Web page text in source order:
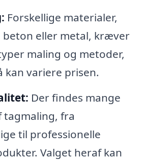
Forskellige materialer,
beton eller metal, kræver
maling og metoder,
kan variere prisen.
Der findes mange
tagmaling, fra
til professionelle
Valget heraf kan